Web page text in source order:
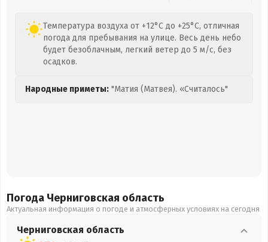
Температура воздуха от +12°C до +25°C, отличная
погода для пребывания на улице. Весь день небо
будет безоблачным, легкий ветер до 5 м/с, без
осадков.
Народные приметы: "Матия (Матвея). «Считалось"
Погода Черниговская область
Актуальная информация о погоде и атмосферных условиях на сегодня
Черниговская область